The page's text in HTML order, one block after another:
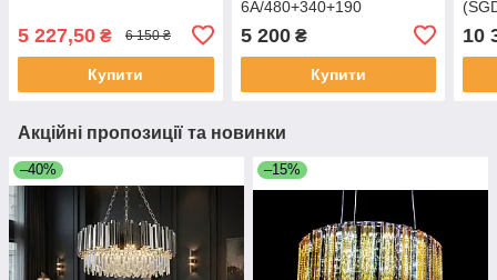
5 227,50 ₴ 6 150 ₴
Купити
6A/480+340+190
5 200₴
Купити
10
Акційні пропозиції та новинки
–40% –15%